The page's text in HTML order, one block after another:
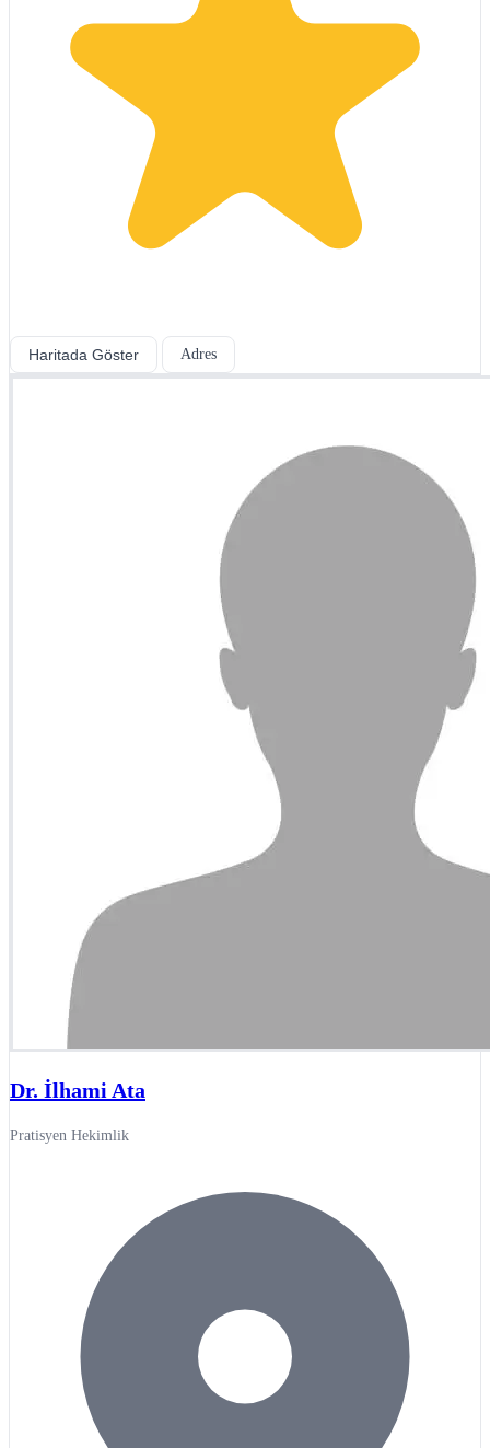
Haritada Göster Adres
Dr. İlhami Ata
Pratisyen Hekimlik